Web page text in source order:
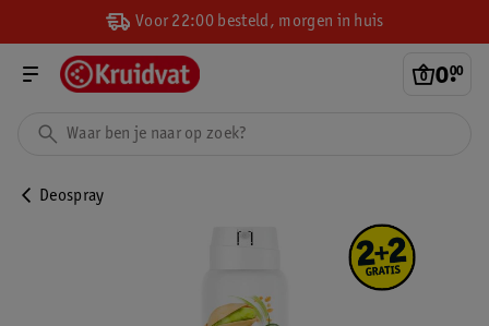
Voor 22:00 besteld, morgen in huis
0.
00
Deospray